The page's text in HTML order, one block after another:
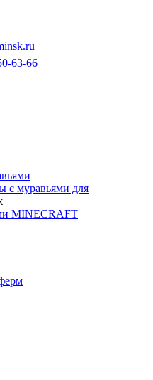
63-66
с муравьями для
MINECRAFT